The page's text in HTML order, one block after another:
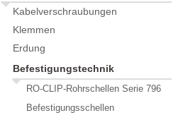
Kabelverschraubungen
Klemmen
Erdung
Befestigungstechnik
RO-CLIP-Rohrschellen Serie 796
Befestigungsschellen